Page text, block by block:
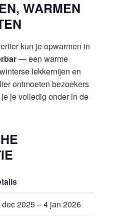
WARMEN
kun je opwarmen in
— een warme
lekkernijen en
ontmoeten bezoekers
je volledig onder in de
dec 2025 – 4 jan 2026